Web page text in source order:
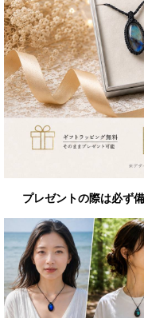
プレゼントの際は必ず